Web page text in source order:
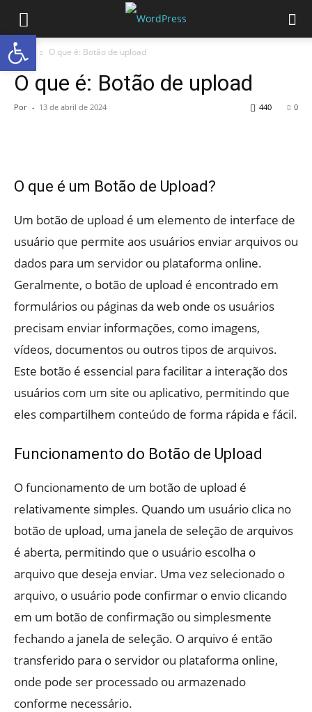
Início O que é: Botão de upload
O que é: Botão de upload
Por - 13 de abril de 2024 0
440
O que é um Botão de Upload?
Um botão de upload é um elemento de interface de
usuário que permite aos usuários enviar arquivos ou
dados para um servidor ou plataforma online.
Geralmente, o botão de upload é encontrado em
formulários ou páginas da web onde os usuários
precisam enviar informações, como imagens,
vídeos, documentos ou outros tipos de arquivos.
Este botão é essencial para facilitar a interação dos
usuários com um site ou aplicativo, permitindo que
eles compartilhem conteúdo de forma rápida e fácil.
Funcionamento do Botão de Upload
O funcionamento de um botão de upload é
relativamente simples. Quando um usuário clica no
botão de upload, uma janela de seleção de arquivos
é aberta, permitindo que o usuário escolha o
arquivo que deseja enviar. Uma vez selecionado o
arquivo, o usuário pode confirmar o envio clicando
em um botão de confirmação ou simplesmente
fechando a janela de seleção. O arquivo é então
transferido para o servidor ou plataforma online,
onde pode ser processado ou armazenado
conforme necessário.
Abrir a barra de ferramentas